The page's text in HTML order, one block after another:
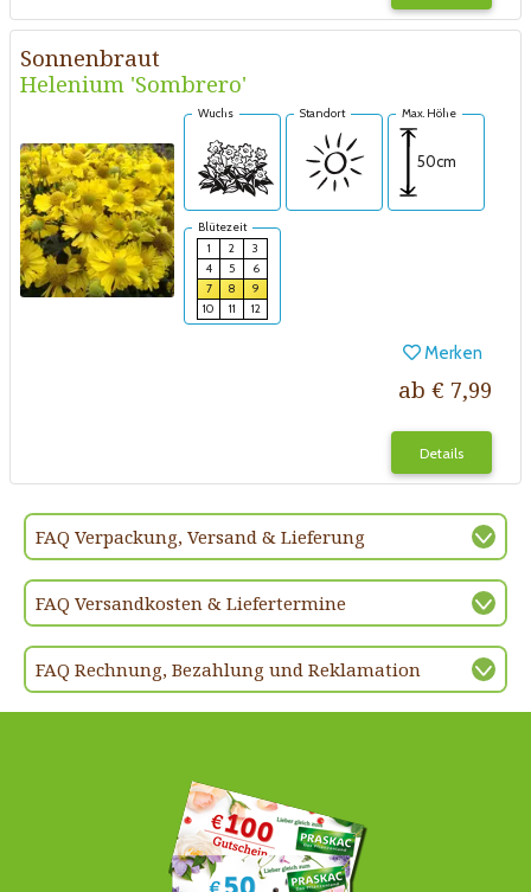
Sonnenbraut
Helenium 'Sombrero'
Wuchs Standort Max. Höhe
50cm
Blütezeit
1
2
3
4
5
6
7
8
9
10
11 12
Merken
ab € 7,99
Details
FAQ Verpackung, Versand & Lieferung
FAQ Versandkosten & Liefertermine
FAQ Rechnung, Bezahlung und Reklamation